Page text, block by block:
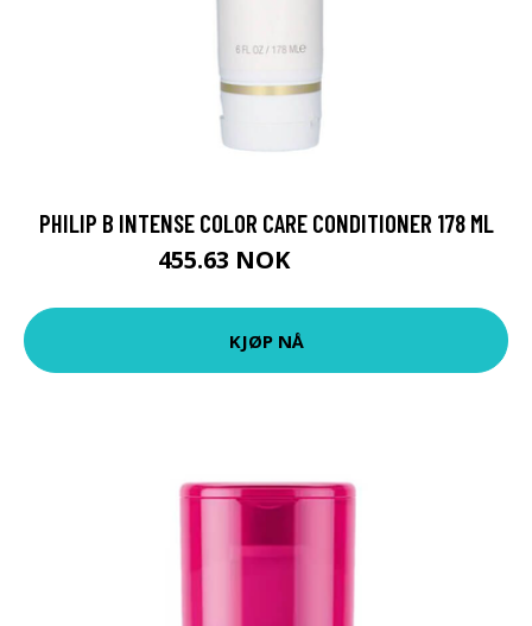
PHILIP B INTENSE COLOR CARE CONDITIONER 178 ML
455.63 NOK
KJØP NÅ